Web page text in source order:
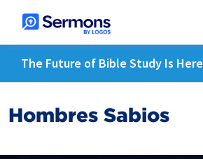
The Future of Bible Study Is Here
Hombres Sabios